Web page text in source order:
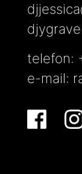
telefon:
e-mail: